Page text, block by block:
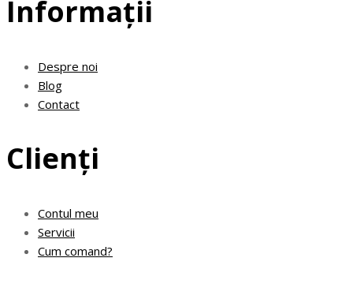
Informații
Despre noi
Blog
Contact
Clienți
Contul meu
Servicii
Cum comand?